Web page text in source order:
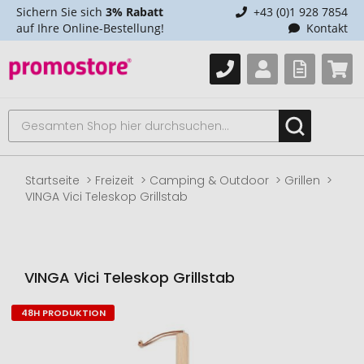
Sichern Sie sich 3% Rabatt
auf Ihre Online-Bestellung!
+43 (0)1 928 7854
Kontakt
Startseite Freizeit Camping & Outdoor
Grillen
VINGA Vici Teleskop Grillstab
VINGA Vici Teleskop Grillstab
Zum
48H PRODUKTION